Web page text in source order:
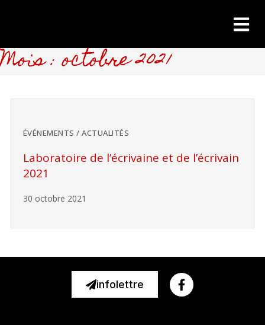
Mois : octobre 2021
ÉVÉNEMENTS / ACTUALITÉS
Laboratoire de l’écrivaine et de l’écrivain
2021
30 octobre 2021
infolettre